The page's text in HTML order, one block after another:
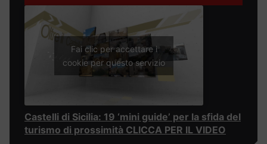
Fai clic per accettare i
cookie per questo servizio
Castelli di Sicilia: 19 ‘mini guide’ per la sfida del
turismo di prossimità CLICCA PER IL VIDEO